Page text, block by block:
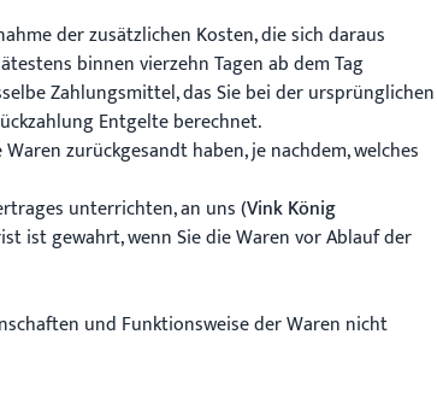
der zusätzlichen Kosten, die sich daraus
binnen vierzehn Tagen ab dem Tag
Zahlungsmittel, das Sie bei der ursprünglichen
Entgelte berechnet.
zurückgesandt haben, je nachdem, welches
unterrichten, an uns(Vink König
ist gewahrt, wenn Sie die Waren vor Ablauf der
und Funktionsweise der Waren nicht